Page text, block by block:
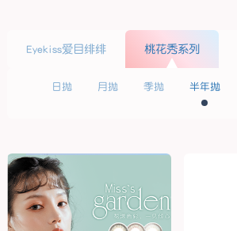
Eyekiss爱目绯绯 桃花秀系列
日抛 月抛 季抛 半年抛